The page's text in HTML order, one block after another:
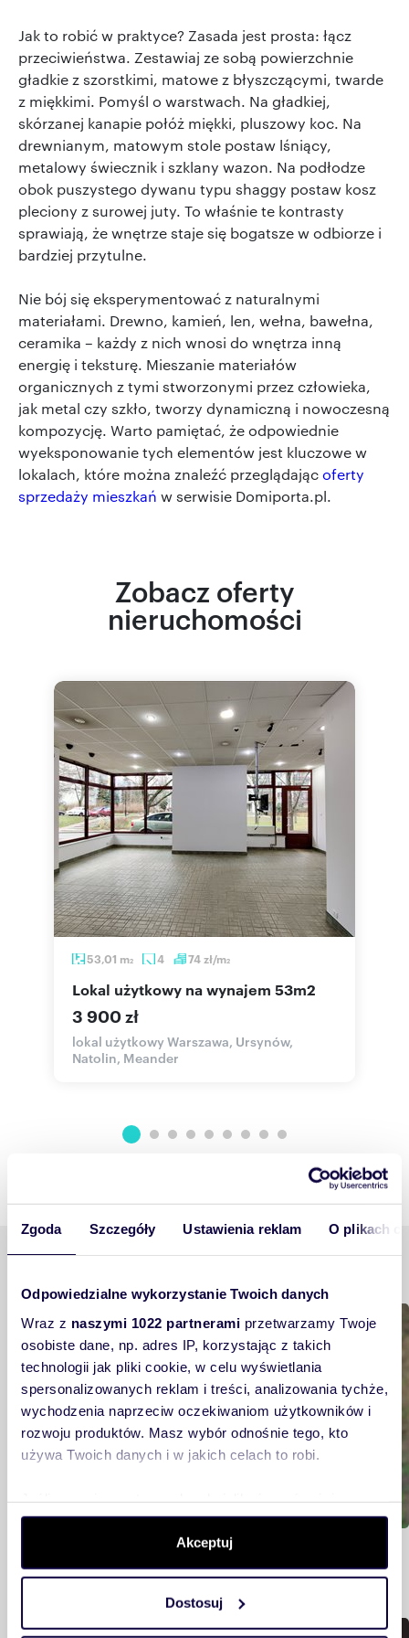
Zgoda Szczegóły Ustawienia reklam O plikach
Odpowiedzialne wykorzystanie Twoich danych
Wraz z naszymi 1022 partnerami przetwarzamy Twoje
osobiste dane, np. adres IP, korzystając z takich
technologii jak pliki cookie, w celu wyświetlania
spersonalizowanych reklam i treści, analizowania tychże,
wychodzenia naprzeciw oczekiwaniom użytkowników i
rozwoju produktów. Masz wybór odnośnie tego, kto
używa Twoich danych i w jakich celach to robi.
Gromadzić dane dotyczące Twojej lokalizacji
geograficznej z dokładnością nawet do kilku metrów
Identyfikować Twoje urządzenie, aktywnie analizując
czyli wirtualny odcisk palca)
Akceptuj
Dostosuj
Jak to robić w praktyce? Zasada jest prosta: łącz
przeciwieństwa. Zestawiaj ze sobą powierzchnie
gładkie z szorstkimi, matowe z błyszczącymi, twarde
z miękkimi. Pomyśl o warstwach. Na gładkiej,
skórzanej kanapie połóż miękki, pluszowy koc. Na
drewnianym, matowym stole postaw lśniący,
metalowy świecznik i szklany wazon. Na podłodze
obok puszystego dywanu typu shaggy postaw kosz
pleciony z surowej juty. To właśnie te kontrasty
sprawiają, że wnętrze staje się bogatsze w odbiorze i
bardziej przytulne.
Nie bój się eksperymentować z naturalnymi
materiałami. Drewno, kamień, len, wełna, bawełna,
ceramika – każdy z nich wnosi do wnętrza inną
energię i teksturę. Mieszanie materiałów
organicznych z tymi stworzonymi przez człowieka,
jak metal czy szkło, tworzy dynamiczną i nowoczesną
kompozycję. Warto pamiętać, że odpowiednie
wyeksponowanie tych elementów jest kluczowe w
lokalach, które można znaleźć przeglądającoferty
sprzedaży mieszkań w serwisie Domiporta.pl.
Zobacz oferty
nieruchomości
53,01 m2 4 74zł/m2
lokal użytkowy na wynajem 53m2
3 900 zł
lokal użytkowy Warszawa, Ursynów,
Natolin, Meander
Podobne tematy
Buduję, remontuję, urządzam
Sierpniowe prace w ogrodzie:
przygotowanie roślin do zimy